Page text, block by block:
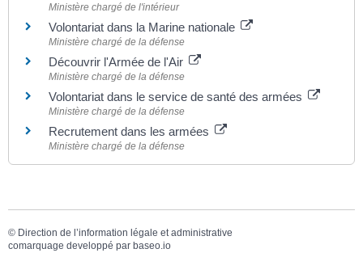
Ministère chargé de l'intérieur
Volontariat dans la Marine nationale
Ministère chargé de la défense
Découvrir l'Armée de l'Air
Ministère chargé de la défense
Volontariat dans le service de santé des armées
Ministère chargé de la défense
Recrutement dans les armées
Ministère chargé de la défense
© Direction de l’information légale et administrative
comarquage developpé par baseo.io